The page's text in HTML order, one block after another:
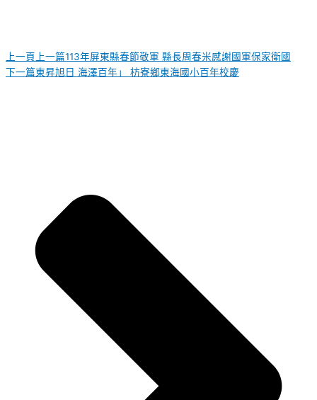
上一頁 上一篇113年屏東縣春節敬軍 縣長周春米感謝國軍保家衛國
下一篇東昇旭日 海澤百年」 枋寮鄉東海國小百年校慶